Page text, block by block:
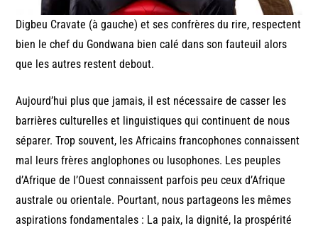
Digbeu Cravate (à gauche) et ses confrères du rire, respectent
bien le chef du Gondwana bien calé dans son fauteuil alors
que les autres restent debout.
Aujourd’hui plus que jamais, il est nécessaire de casser les
barrières culturelles et linguistiques qui continuent de nous
séparer. Trop souvent, les Africains francophones connaissent
mal leurs frères anglophones ou lusophones. Les peuples
d’Afrique de l’Ouest connaissent parfois peu ceux d’Afrique
australe ou orientale. Pourtant, nous partageons les mêmes
aspirations fondamentales : La paix, la dignité, la prospérité